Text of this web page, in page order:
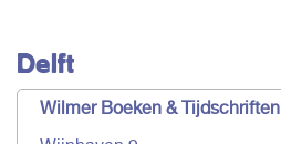
Delft
Wilmer Boeken & Tijdschriften